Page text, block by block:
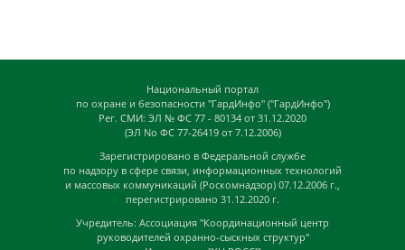
Национальный портал
по охране и безопасности "ГардИнфо" ("ГардИнфо")
Рег. СМИ: ЭЛ № ФС 77 - 80134 от 31.12.2020
(ЭЛ No ФС 77-26419 от 7.12.2006)
Зарегистрировано в Федеральной службе
по надзору в сфере связи, информационных технологий
и массовых коммуникаций (Роскомнадзор) 07.12.2006 г.,
перегистрировано 31.12.2020 г.
Учредитель: Ассоциация "Координационный центр
руководителей охранно-сыскных структур"